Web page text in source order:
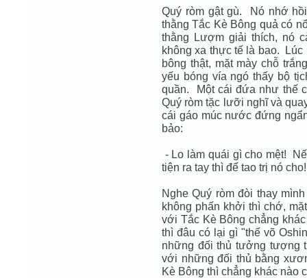
Quý ròm gật gù. Nó nhớ
thằng Tắc Kè Bông quả có
thằng Lượm giải thích, nó
không xa thực tế là bao. Lúc
bông thật, mặt mày chỗ
yếu bóng vía ngó thấy bộ
quần. Một cái đứa như thế
Quý ròm tặc lưỡi nghĩ và
cái gáo múc nước đứng
bảo:
- Lo làm quái gì cho mệt!
tiện ra tay thì để tao trị nó cho!
Nghe Quý ròm đòi thay
không phấn khởi thì chớ,
với Tắc Kè Bông chẳng
thì đâu có lại gì "thế võ
những đối thủ tưởng tượng
với những đối thủ bằng
Kè Bông thì chẳng khác nào